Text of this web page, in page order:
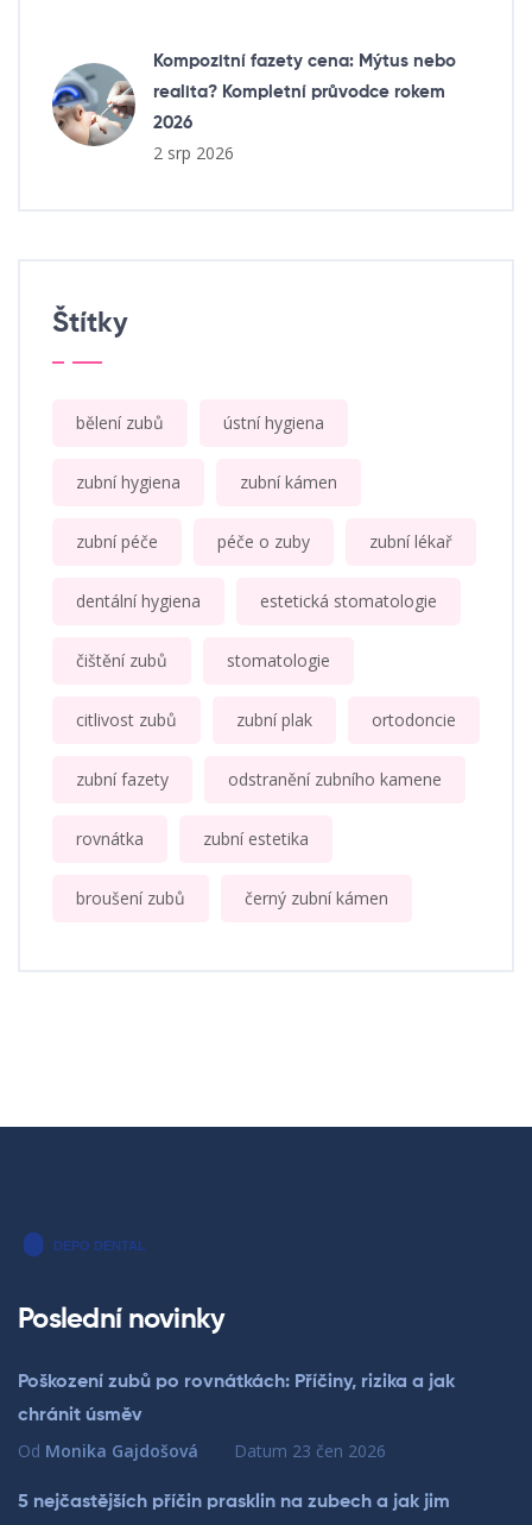
Kompozitní fazety cena: Mýtus nebo
realita? Kompletní průvodce rokem
2026
2 srp 2026
Štítky
bělení zubů ústní hygiena
zubní hygiena zubní kámen
zubní péče péče o zuby zubní lékař
dentální hygiena estetická stomatologie
čištění zubů stomatologie
citlivost zubů zubní plak ortodoncie
zubní fazety odstranění zubního kamene
rovnátka zubní estetika
broušení zubů černý zubní kámen
Poslední novinky
Poškození zubů po rovnátkách: Příčiny, rizika a jak
chránit úsměv
Od Monika Gajdošová Datum 23 čen 2026
5 nejčastějších příčin prasklin na zubech a jak jim